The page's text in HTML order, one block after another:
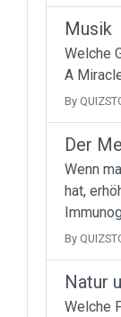
Musik
Welche
A
By
Der
Wenn
hat,
By
Natur
Welche